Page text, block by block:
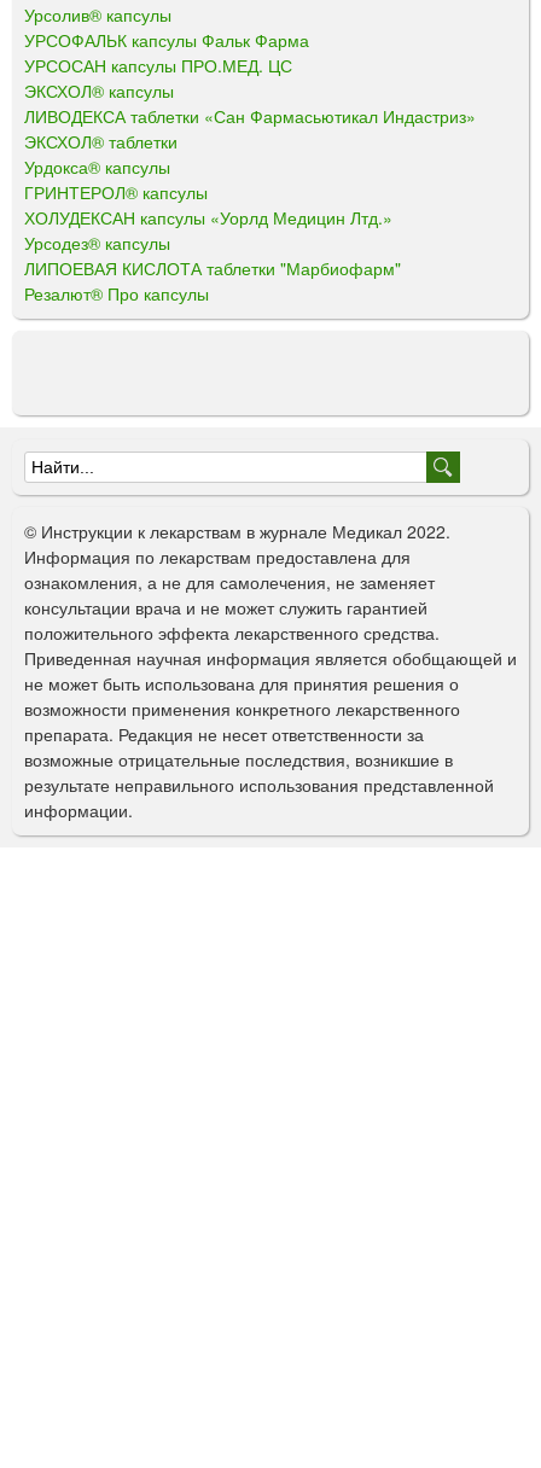
Урсолив® капсулы
УРСОФАЛЬК капсулы Фальк Фарма
УРСОСАН капсулы ПРО.МЕД. ЦС
ЭКСХОЛ® капсулы
ЛИВОДЕКСА таблетки «Сан Фармасьютикал Индастриз»
ЭКСХОЛ® таблетки
Урдокса® капсулы
ГРИНТЕРОЛ® капсулы
ХОЛУДЕКСАН капсулы «Уорлд Медицин Лтд.»
Урсодез® капсулы
ЛИПОЕВАЯ КИСЛОТА таблетки "Марбиофарм"
Резалют® Про капсулы
Ф
о
р
м
а
п
о
и
с
к
© Инструкции к лекарствам в журнале Медикал 2022.
Информация по лекарствам предоставлена для
ознакомления, а не для самолечения, не заменяет
консультации врача и не может служить гарантией
положительного эффекта лекарственного средства.
Приведенная научная информация является обобщающей и
не может быть использована для принятия решения о
возможности применения конкретного лекарственного
препарата. Редакция не несет ответственности за
возможные отрицательные последствия, возникшие в
результате неправильного использования представленной
информации.